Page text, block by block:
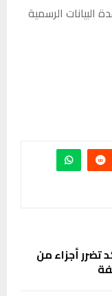
الرسمية
تضرر أجزاء من